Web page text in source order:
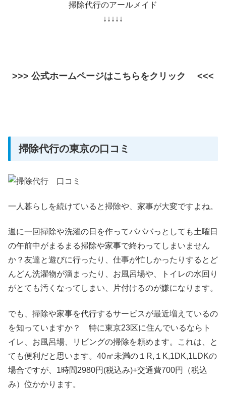
掃除代行のアールメイド
↓↓↓↓↓
>>> 公式ホームページはこちらをクリック <<<
掃除代行の東京の口コミ
一人暮らしを続けていると掃除や、家事が大変ですよね。
週に一回掃除や洗濯の日を作ってバババっとしても土曜日
の午前中がまるまる掃除や家事で終わってしまいません
か？友達と遊びに行ったり、仕事が忙しかったりするとど
んどん洗濯物が溜まったり、お風呂場や、トイレの水回り
がとても汚くなってしまい、片付けるのが嫌になります。
でも、掃除や家事を代行するサービスが最近増えているの
を知っていますか？ 特に東京23区に住んでいるならト
イレ、お風呂場、リビングの掃除を頼めます。これは、と
ても便利だと思います。40㎡未満の１R,１K,1DK,1LDKの
場合ですが、1時間2980円(税込み)+交通費700円（税込
み）位かかります。